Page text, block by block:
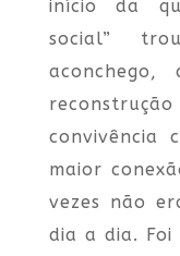
início da
social”
aconchego,
convivência
maior
vezes não
dia a dia. Foi